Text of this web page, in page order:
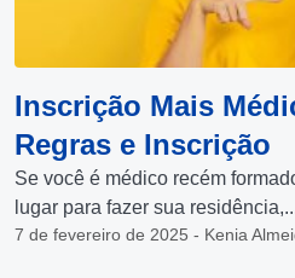
Inscrição Mais
Regras e Inscrição
Se você é médico recém
lugar para fazer sua
7 de fevereiro de 2025 - Kenia